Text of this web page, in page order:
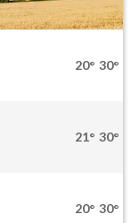
20° 30°
21° 30°
20° 30°